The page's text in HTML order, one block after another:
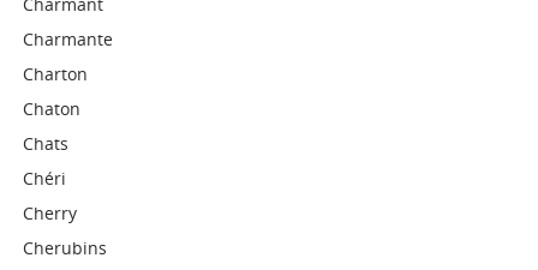
Charmante
Charton
Chaton
Chats
Chéri
Cherry
Cherubins